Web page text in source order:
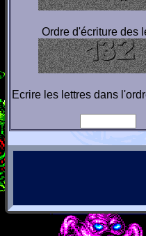
Ordre d'écriture des
Ecrire les lettres dans